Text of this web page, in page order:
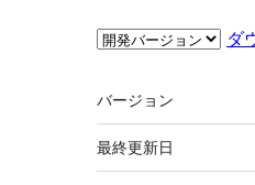
ダ
メ
タ
バージョン
最終更新日